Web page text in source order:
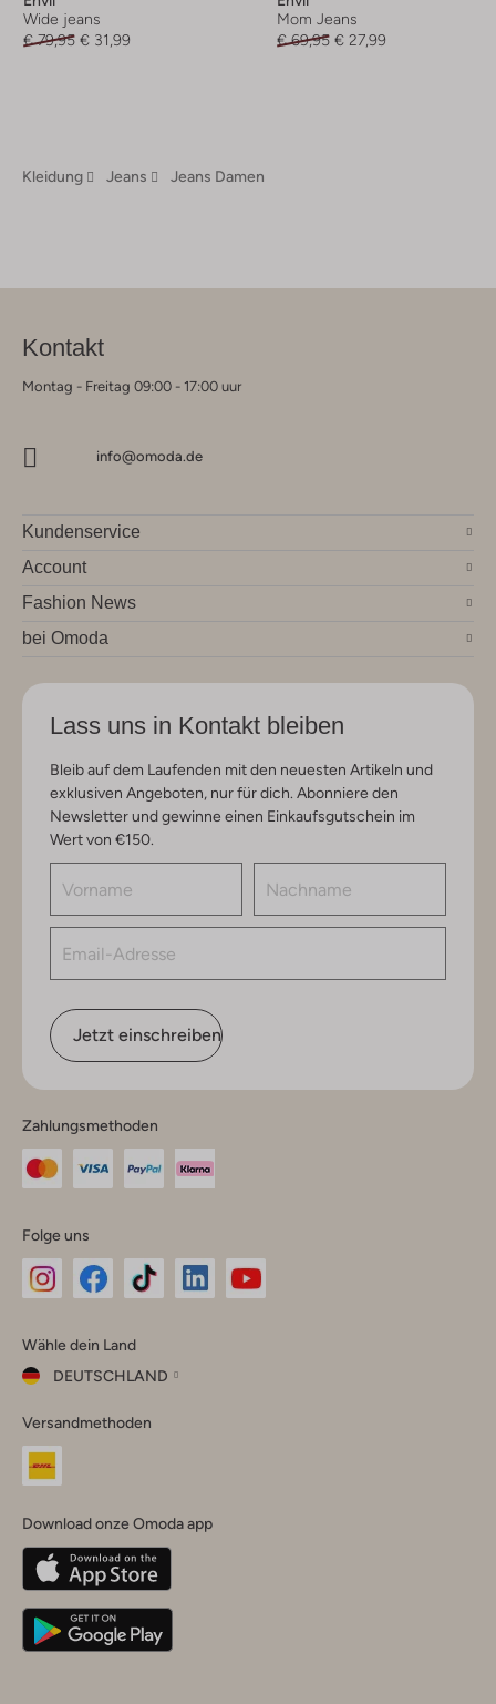
Wide jeans
€ 79,95 € 31,99
Mom Jeans
€ 69,95 € 27,99
Kleidung Jeans Jeans Damen
Kontakt
Montag - Freitag 09:00 - 17:00 uur
info@omoda.de
Kundenservice
Account
Fashion News
bei Omoda
Lass uns in Kontakt bleiben
Bleib auf dem Laufenden mit den neuesten Artikeln und
exklusiven Angeboten, nur für dich. Abonniere den
Newsletter und gewinne einen Einkaufsgutschein im
Wert von €150.
Jetzt einschreiben
Zahlungsmethoden
Folge uns
Instagram
Facebook
TikTok
Wähle dein Land
DEUTSCHLAND
dein
Land
Belgique(Français)
Deutschland
Versandmethoden
Download onze Omoda app